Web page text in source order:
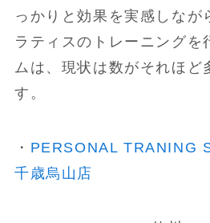
っかりと効果を実感しなが
ラティスのトレーニングを
ムは、現状は数がそれほど
す。
・ PERSONAL TRANING
千歳烏山店